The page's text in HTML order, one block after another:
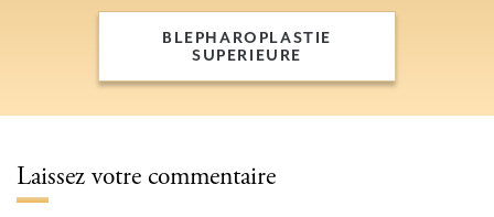
BLEPHAROPLASTIE
SUPERIEURE
SUPERIEURE
Laissez votre commentaire